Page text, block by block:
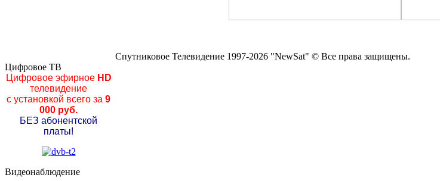
Спутниковое Телевидение 1997-2026 "NewSat" © Все права защищены.
Цифровое ТВ
Цифровое эфирноеHD
телевидение
с установкой всего за 9
000 руб.
БЕЗ абонентской
платы!
Видеонаблюдение